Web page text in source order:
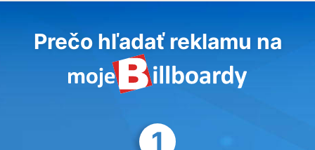
Prečo hľadať reklamu na
1